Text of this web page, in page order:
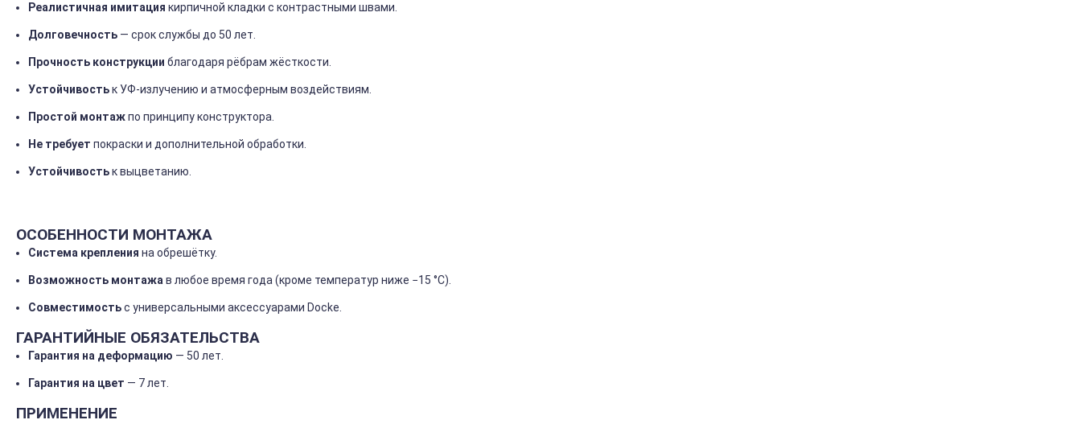
Реалистичная имитация кирпичной кладки с контрастными швами.
Долговечность — срокслужбы до 50 лет.
Прочность конструкции благодаря рёбрам жёсткости.
Устойчивостьк УФ-излучению и атмосферным воздействиям.
Простой монтажпо принципуконструктора.
Не требует покраски и дополнительной обработки.
Устойчивостьквыцветанию.
ОСОБЕННОСТИ МОНТАЖА
Система крепления наобрешётку.
Возможность монтажав любое время года(кроме температур ниже −15 °C).
Совместимостьс универсальными аксессуарами Docke.
ГАРАНТИЙНЫЕ ОБЯЗАТЕЛЬСТВА
Гарантия на деформацию — 50 лет.
Гарантия на цвет — 7лет.
ПРИМЕНЕНИЕ